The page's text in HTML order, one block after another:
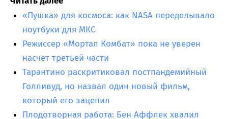
«Пушка» для космоса: как NASA переделывало
ноутбуки для МКС
Режиссер «Мортал Комбат» пока не уверен
насчет третьей части
Тарантино раскритиковал постпандемийный
Голливуд, но назвал один новый фильм,
который его зацепил
Плодотворная работа: Бен Аффлек хвалил